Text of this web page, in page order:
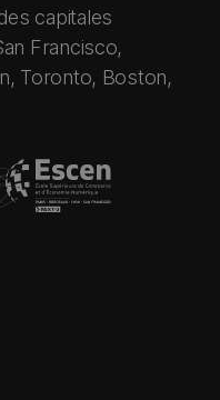
capitales
Francisco,
Toronto, Boston,